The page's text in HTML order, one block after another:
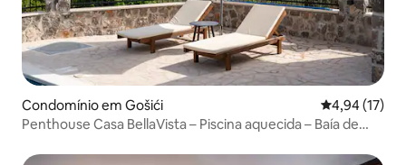
Condomínio em Gošići Classificação
4,94 (17)
Penthouse Casa BellaVista – Piscina aquecida – Baía de